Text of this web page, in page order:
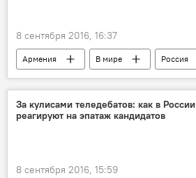
8 сентября 2016, 16:37
Армения В мире Россия
За кулисами теледебатов: как в России
реагируют на эпатаж кандидатов
8 сентября 2016, 15:59